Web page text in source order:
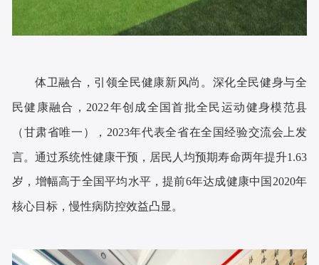
体卫融合，引领全民健康新风尚。深化全民健身与全
民健康融合，2022年创成全国首批全民运动健身模范县
（甘肃省唯一），2023年代表全省在全国经验交流会上发
言。通过系统性健康干预，居民人均预期寿命两年提升1.63
岁，增幅高于全国平均水平，提前6年达成健康中国2020年
核心目标，慢性病防控效益凸显。